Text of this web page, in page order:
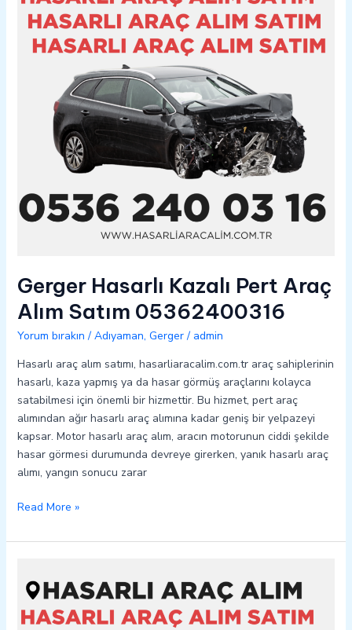
Gerger Hasarlı Kazalı Pert Araç
Alım Satım 05362400316
Yorum bırakın / Adıyaman, Gerger/ admin
Hasarlı araç alım satımı, hasarliaracalim.com.tr araç sahiplerinin
hasarlı, kaza yapmış ya da hasar görmüş araçlarını kolayca
satabilmesi için önemli bir hizmettir. Bu hizmet, pert araç
alımından ağır hasarlı araç alımına kadar geniş bir yelpazeyi
kapsar. Motor hasarlı araç alım, aracın motorunun ciddi şekilde
hasar görmesi durumunda devreye girerken, yanık hasarlı araç
alımı, yangın sonucu zarar
Araç
Alım
Satım
05362400316
Read More »
Hasarlı
Kazalı
Pert